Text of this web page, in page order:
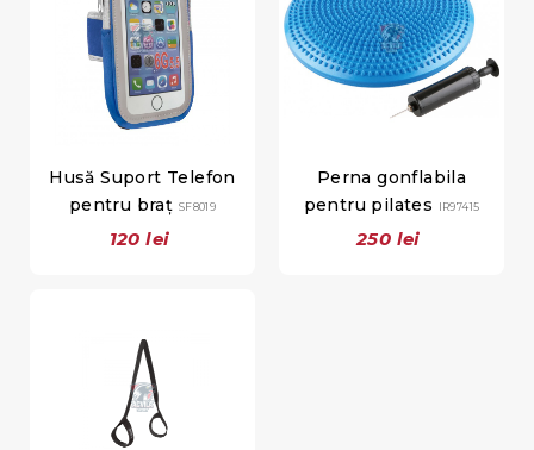
Husă Suport Telefon
pentru braț SF8019
120 lei
Perna gonflabila
pentru pilates
IR97415
250 lei